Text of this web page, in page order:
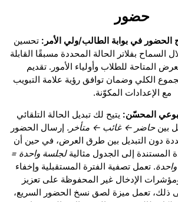
حضور
في بوابة الطالب/ولي الأمر: تحسين
بفلاتر الحالة المحددة مسبقًا القابلة
المتاحة للطلاب وأولياء الأمور. تقديم
الكلي وضمان توافق رؤية علامة التبويب
مع الإعدادات المكوّنة.
المحسّن: يتيح لك تبديل الحالة التلقائي
بينحاضر ← غائب ← متأخر. إرسال الحضور
دون التبديل بين طرق العرض، في حين أن
المستندة إلى الجدول مثاليةلجلسة واحدة =
. تعمل تصفية الفترة المستقبلية وإخفاء
الإدخال غير المحفوظة على تعزيز
ذلك، تعمل ميزة لصق نسخ الحضور السريع،